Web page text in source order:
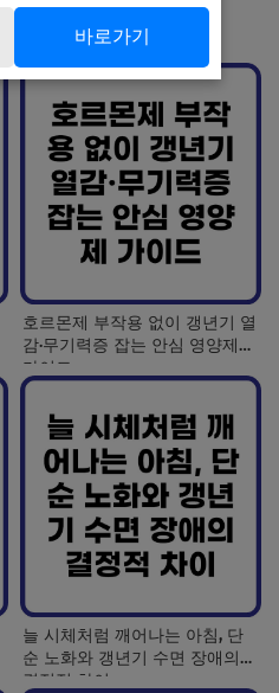
호르몬제 부작용 없이 갱년기 열
감·무기력증 잡는 안심 영양제
가이드
늘 시체처럼 깨어나는 아침, 단
순 노화와 갱년기 수면 장애의
결정적 차이
바로가기